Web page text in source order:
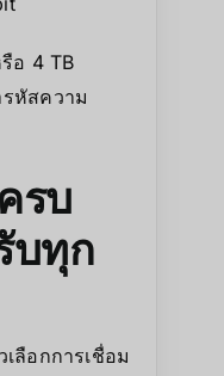
อ 4 TB
หัสความ
รบ
บทุก
ลือกการเชื่อม